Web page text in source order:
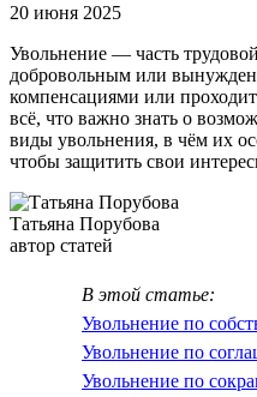
20 июня 2025
Увольнение — часть
добровольным или
компенсациями или
всё, что важно знать о
виды увольнения, в чём их
чтобы защитить свои
Татьяна Порубова
автор статей
В этой статье:
Увольнение по
Увольнение по
Увольнение по